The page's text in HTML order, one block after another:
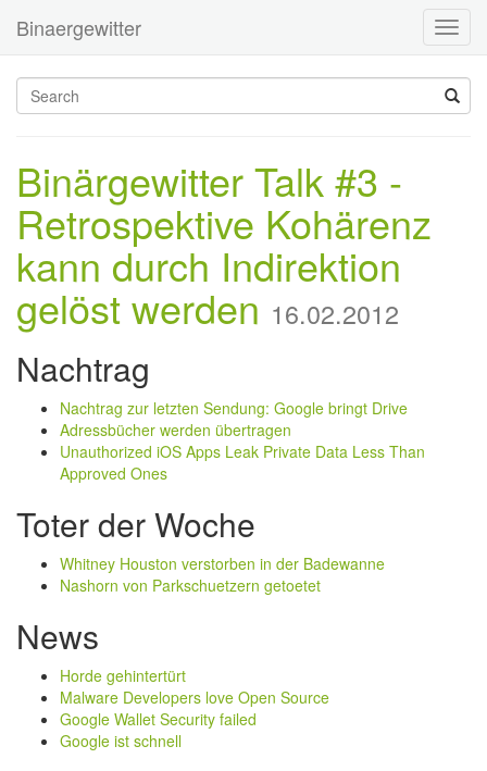
Binaergewitter
Binärgewitter Talk #3 -
Retrospektive Kohärenz
kann durch Indirektion
gelöst werden 16.02.2012
Nachtrag
Nachtrag zur letzten Sendung: Google bringt Drive
Adressbücher werden übertragen
Unauthorized iOS Apps Leak Private Data Less Than
Approved Ones
Toter der Woche
Whitney Houston verstorben in der Badewanne
Nashorn von Parkschuetzern getoetet
News
Horde gehintertürt
Malware Developers love Open Source
Google Wallet Security failed
Google ist schnell